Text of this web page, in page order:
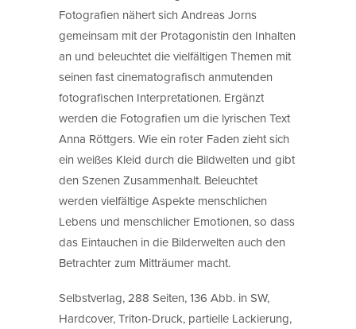
Fotografien nähert sich Andreas Jorns
gemeinsam mit der Protagonistin den Inhalten
an und beleuchtet die vielfältigen Themen mit
seinen fast cinematografisch anmutenden
fotografischen Interpretationen. Ergänzt
werden die Fotografien um die lyrischen Text
Anna Röttgers. Wie ein roter Faden zieht sich
ein weißes Kleid durch die Bildwelten und gibt
den Szenen Zusammenhalt. Beleuchtet
werden vielfältige Aspekte menschlichen
Lebens und menschlicher Emotionen, so dass
das Eintauchen in die Bilderwelten auch den
Betrachter zum Mitträumer macht.
Selbstverlag, 288 Seiten, 136 Abb. in SW,
Hardcover, Triton-Druck, partielle Lackierung,